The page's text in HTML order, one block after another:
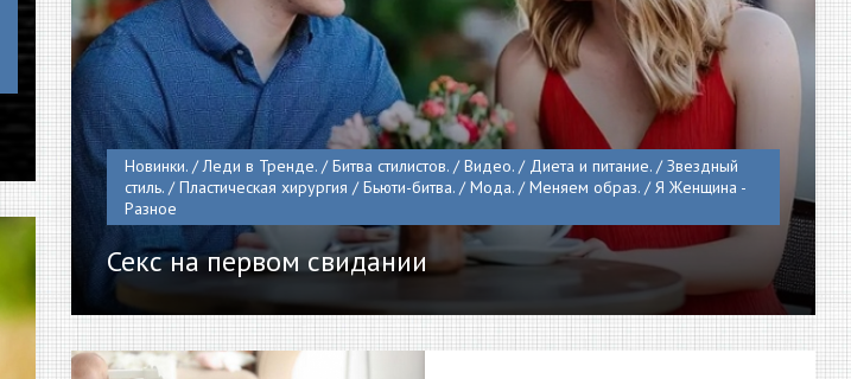
Новинки. / Леди в Тренде. / Битва стилистов. / Видео. / Диета и питание. / Звездный
стиль. / Пластическая хирургия / Бьюти-битва. / Мода. / Меняем образ. / Я Женщина -
Разное
Секс на первом свидании